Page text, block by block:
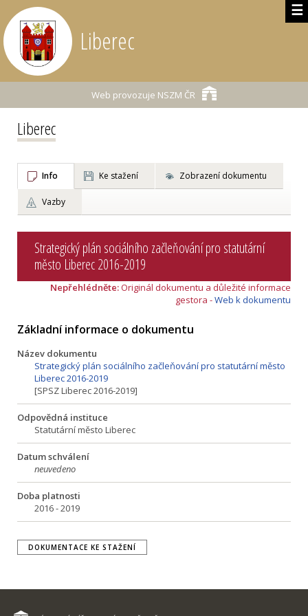
☰
Liberec
Web provozuje NSZM ČR
Liberec
Info Ke stažení Zobrazení dokumentu
Vazby
Strategický plán sociálního začleňování pro statutární
město Liberec 2016-2019
Nepřehlédněte:Originál dokumentu a důležité informace
gestora -Web k dokumentu
Základní informace o dokumentu
Název dokumentu
Strategický plán sociálního začleňování pro statutární město
Liberec 2016-2019
[SPSZ Liberec 2016-2019]
Odpovědná instituce
Statutární město Liberec
Datum schválení
neuvedeno
Doba platnosti
2016 - 2019
DOKUMENTACE KE STAŽENÍ